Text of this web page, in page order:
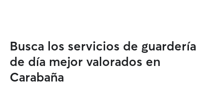
Busca los servicios de guardería
de día mejor valorados en
Carabaña